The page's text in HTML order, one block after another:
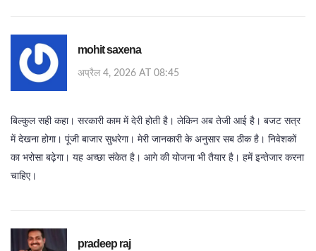
mohit saxena
अप्रैल 4, 2026 AT 08:45
बिल्कुल सही कहा। सरकारी काम में देरी होती है। लेकिन अब तेजी आई है। बजट सत्र
में देखना होगा। पूंजी बाजार सुधरेगा। मेरी जानकारी के अनुसार सब ठीक है। निवेशकों
का भरोसा बढ़ेगा। यह अच्छा संकेत है। आगे की योजना भी तैयार है। हमें इन्तेजार करना
चाहिए।
pradeep raj